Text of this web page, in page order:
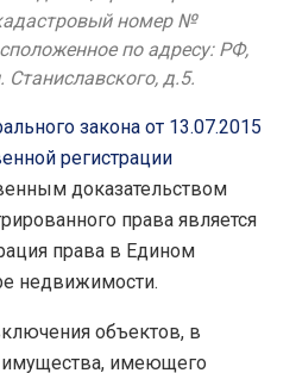
номер №
по адресу: РФ,
д.5.
закона от 13.07.2015
регистрации
доказательством
права является
права в Едином
недвижимости.
объектов, в
имеющего